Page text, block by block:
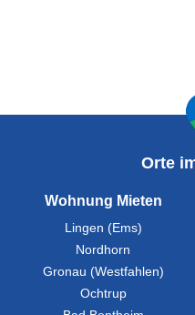
Orte
Wohnung Mieten
Lingen (Ems)
Nordhorn
Gronau (Westfahlen)
Ochtrup